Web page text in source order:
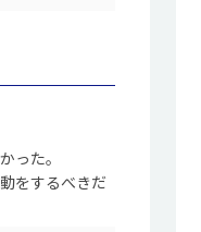
った。
をするべきだ